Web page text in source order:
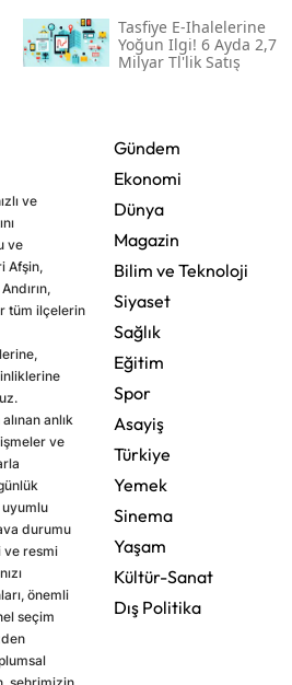
Tasfiye E-Ihalelerine
Yoğun Ilgi! 6 Ayda 2,7
Milyar Tl'lik Satış
ve
ve
Afşin,
tüm ilçelerin
anlık
ve
uyumlu
durumu
ve resmi
önemli
seçim
Gündem
Ekonomi
Dünya
Magazin
Bilim ve Teknoloji
Siyaset
Sağlık
Eğitim
Spor
Asayiş
Türkiye
Yemek
Sinema
Yaşam
Kültür-Sanat
Dış Politika